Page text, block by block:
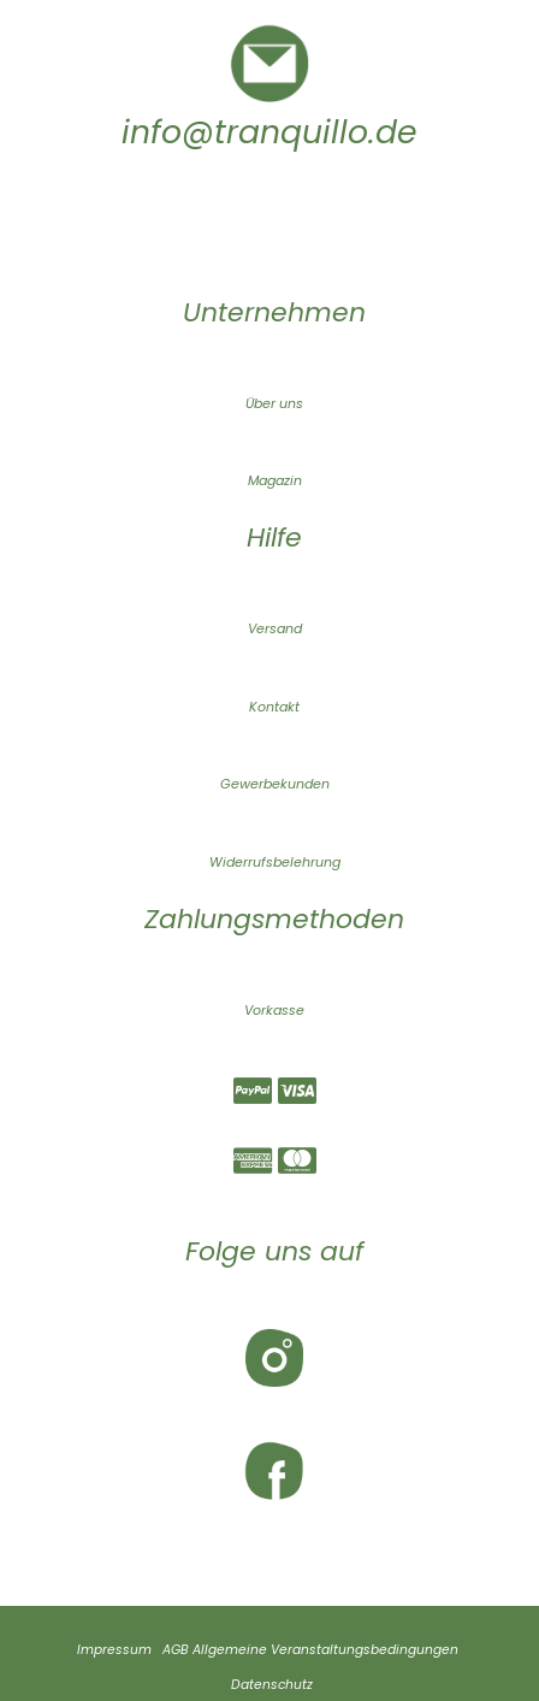
info@tranquillo.de
Unternehmen
Über uns
Magazin
Hilfe
Versand
Kontakt
Gewerbekunden
Widerrufsbelehrung
Zahlungsmethoden
Vorkasse
Folge uns auf
Impressum AGB Allgemeine Veranstaltungsbedingungen
Datenschutz